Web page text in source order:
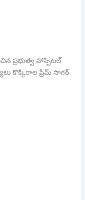
ప్రభుత్వ హాస్పిటల్
కొక్కిరాల ప్రేమ్ సాగర్